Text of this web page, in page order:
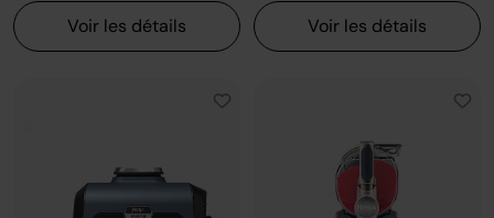
Voir les détails
Voir les détails